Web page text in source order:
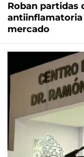
Roban partidas
mercado